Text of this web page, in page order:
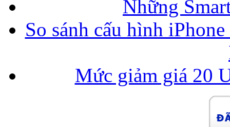
Những
So sánh cấu hình
Mức giảm giá 20